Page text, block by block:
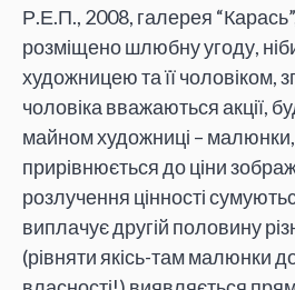
Р.Е.П., 2008, галерея “Карась”,
розміщено шлюбну угоду,
художницею та її чоловіком,
чоловіка вважаються акції,
майном художниці – малюнки,
прирівнюється до ціни
розлучення цінності
виплачує другій половину
(рівняти якісь-там малюнки